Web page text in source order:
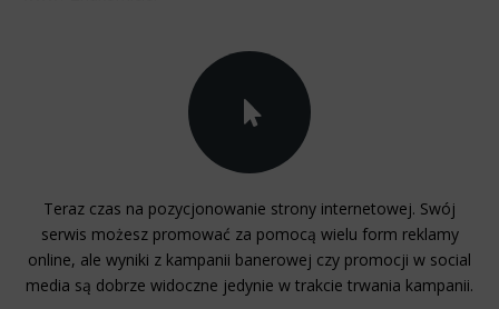
Teraz czas na pozycjonowanie strony internetowej. Swój
serwis możesz promować za pomocą wielu form reklamy
online, ale wyniki z kampanii banerowej czy promocji w social
media są dobrze widoczne jedynie w trakcie trwania kampanii.